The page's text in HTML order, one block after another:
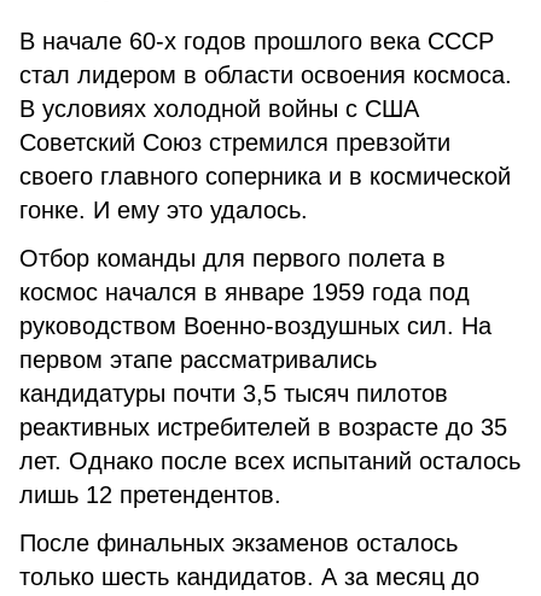
В начале 60-х годов прошлого века СССР
стал лидером в области освоения космоса.
В условиях холодной войны с США
Советский Союз стремился превзойти
своего главного соперника и в космической
гонке. И ему это удалось.
Отбор команды для первого полета в
космос начался в январе 1959 года под
руководством Военно-воздушных сил. На
первом этапе рассматривались
кандидатуры почти 3,5 тысяч пилотов
реактивных истребителей в возрасте до 35
лет. Однако после всех испытаний осталось
лишь 12 претендентов.
После финальных экзаменов осталось
только шесть кандидатов. А за месяц до